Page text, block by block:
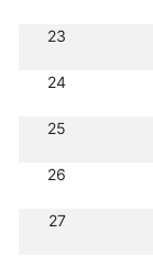
23
24
25
26
27